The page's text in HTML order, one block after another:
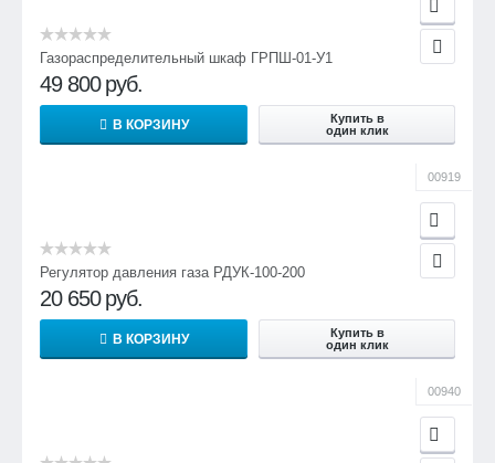
Газораспределительный шкаф ГРПШ-01-У1
49 800 руб.
В КОРЗИНУ
Купить в
один клик
00919
Регулятор давления газа РДУК-100-200
20 650 руб.
В КОРЗИНУ
Купить в
один клик
00940